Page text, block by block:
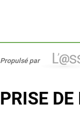
Propulsé par
PRISE